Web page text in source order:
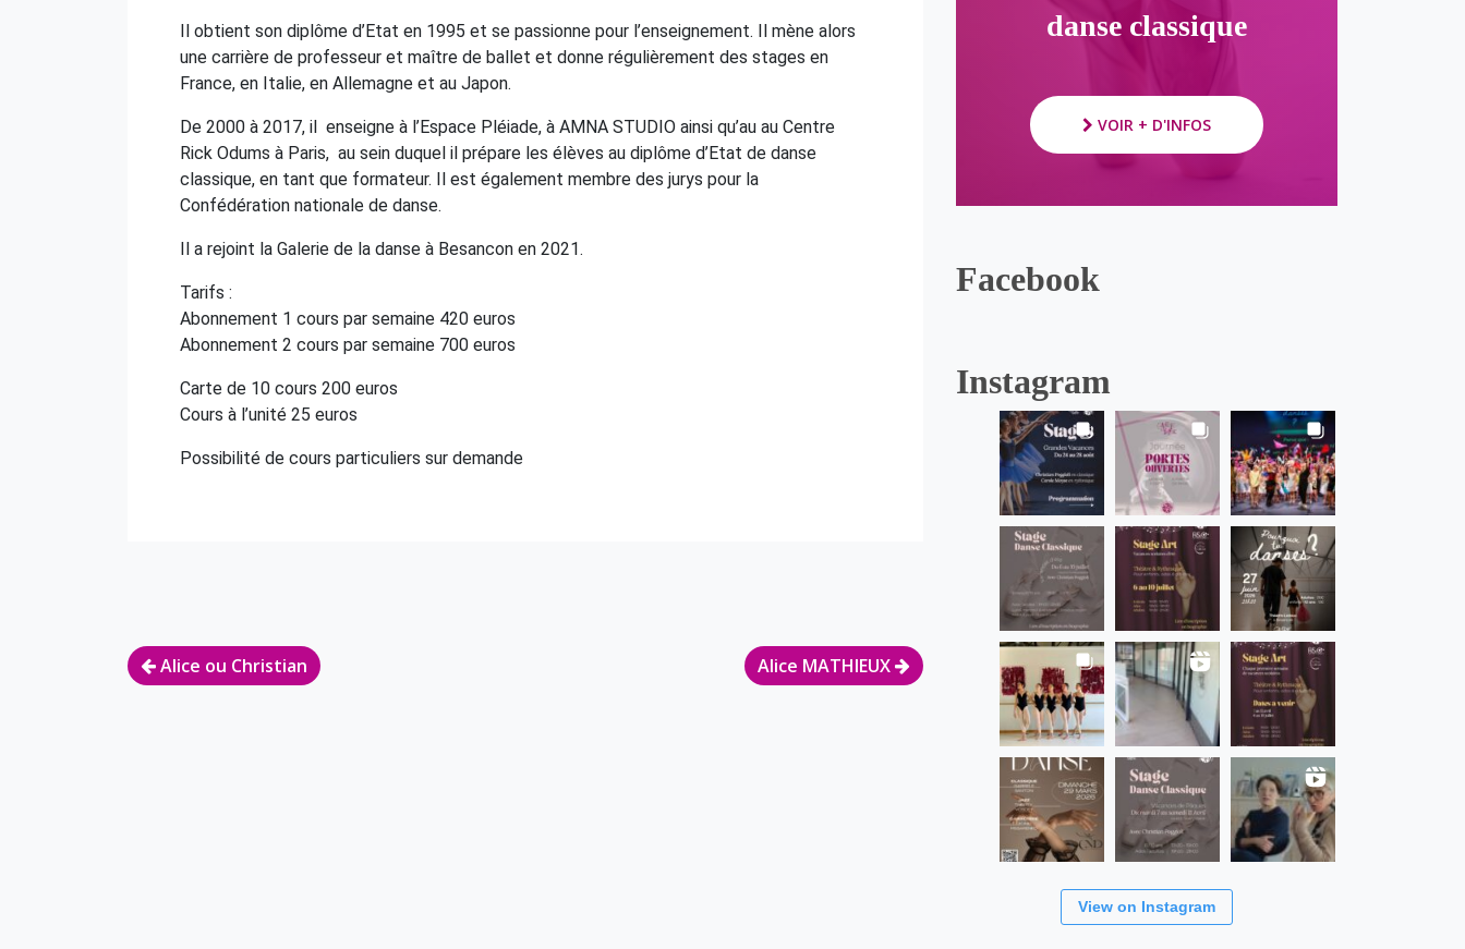
Il obtient son diplôme d’Etat en 1995 et se passionne pour l’enseignement. Il mène alors
une carrière de professeur et maître de ballet et donne régulièrement des stages en
France, en Italie, en Allemagne et au Japon.
De 2000 à 2017, il enseigne à l’Espace Pléiade, à AMNA STUDIO ainsi qu’au au Centre
Rick Odums à Paris, au sein duquel il prépare les élèves au diplôme d’Etat de danse
classique, en tant que formateur. Il est également membre des jurys pour la
Confédération nationale de danse.
Il a rejoint la Galerie de la danse à Besancon en 2021.
Tarifs :
Abonnement 1 cours par semaine 420 euros
Abonnement 2 cours par semaine 700 euros
Carte de 10 cours 200 euros
Cours à l’unité 25 euros
Possibilité de cours particuliers sur demande
Alice ou Christian Alice MATHIEUX
danse classique
VOIR + D'INFOS
Facebook
Instagram
View on Instagram